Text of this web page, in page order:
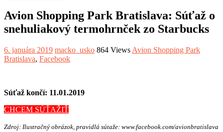
Avion Shopping Park Bratislava: Súťaž o
snehuliakový termohrnček zo Starbucks
6. januára 2019 macko_usko 864 Views Avion Shopping Park
Bratislava, Facebook
Súťaž končí: 11.01.2019
CHCEM SÚŤAŽIŤ
Zdroj: Ilustračný obrázok, pravidlá sútaže: www.facebook.com/avionbratislava